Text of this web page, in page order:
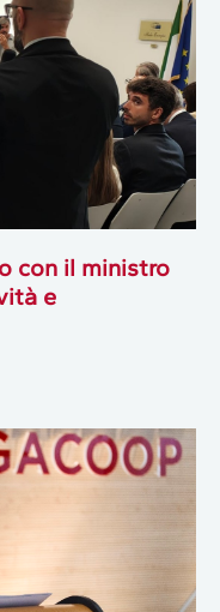
con il ministro
e